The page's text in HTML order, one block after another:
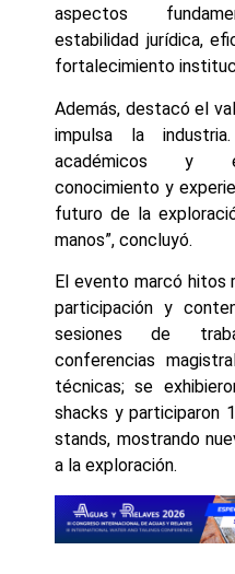
aspectos
estabilidad jurídica,
fortalecimiento
Además, destacó el
impulsa la
académicos y
conocimiento y
futuro de la
manos”, concluyó.
El evento marcó hitos
participación y
sesiones de
conferencias
técnicas; se
shacks y participaron
stands, mostrando
a la exploración.